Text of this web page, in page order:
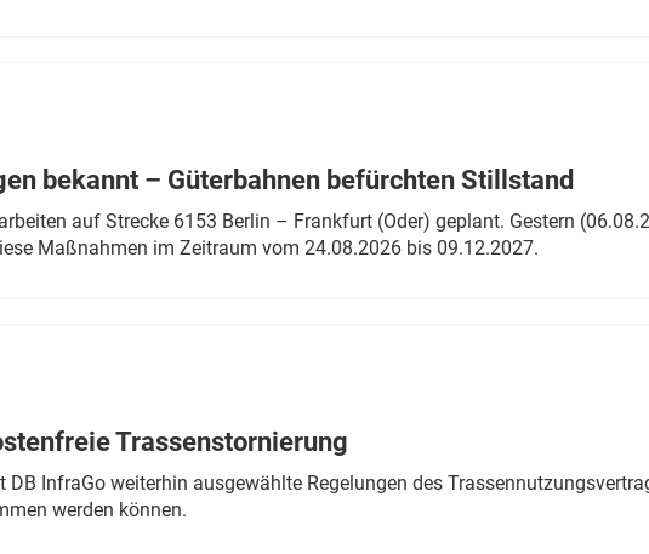
bekannt – Güterbahnen befürchten Stillstand
auf Strecke 6153 Berlin – Frankfurt (Oder) geplant. Gestern
Maßnahmen im Zeitraum vom 24.08.2026 bis 09.12.2027.
Trassenstornierung
DB InfraGo weiterhin ausgewählte Regelungen des
werden können.